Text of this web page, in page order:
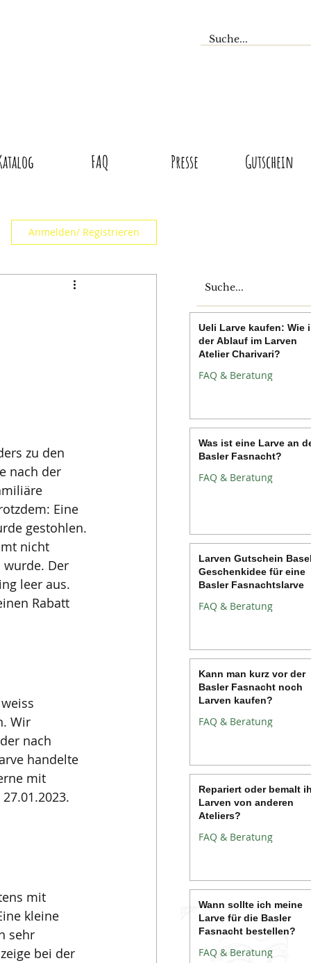
FAQ Presse Gutschein
Anmelden/ Registrieren
zu den
nach der
Eine
gestohlen.
nicht
Der
leer aus.
Rabatt
Wir
nach
handelte
mit
mit
kleine
sehr
bei der
Ueli Larve kaufen: Wie
der Ablauf im Larven
Atelier Charivari?
FAQ & Beratung
Was ist eine Larve an
Basler Fasnacht?
FAQ & Beratung
Larven Gutschein
Geschenkidee für eine
Basler Fasnachtslarve
FAQ & Beratung
Kann man kurz vor der
Basler Fasnacht noch
Larven kaufen?
FAQ & Beratung
Repariert oder bemalt
Larven von anderen
Ateliers?
FAQ & Beratung
Wann sollte ich meine
Larve für die Basler
Fasnacht bestellen?
FAQ & Beratung